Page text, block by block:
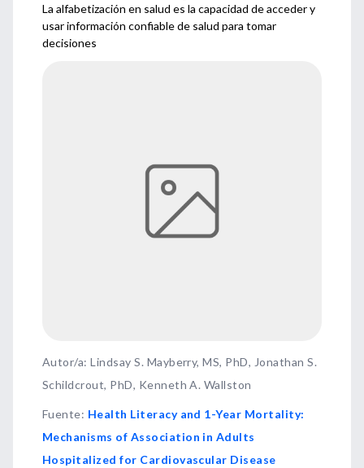
La alfabetización en salud es la capacidad de acceder y
usar información confiable de salud para tomar
decisiones
Autor/a: Lindsay S. Mayberry, MS, PhD, Jonathan S.
Schildcrout, PhD, Kenneth A. Wallston
Fuente: Health Literacy and 1-Year Mortality:
Mechanisms of Association in Adults
Hospitalized for Cardiovascular Disease